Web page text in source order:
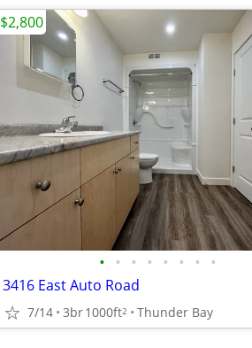
• • • • • • • •
3416 East Auto Road
7/14 3br1000ft2 Thunder Bay
$2,800